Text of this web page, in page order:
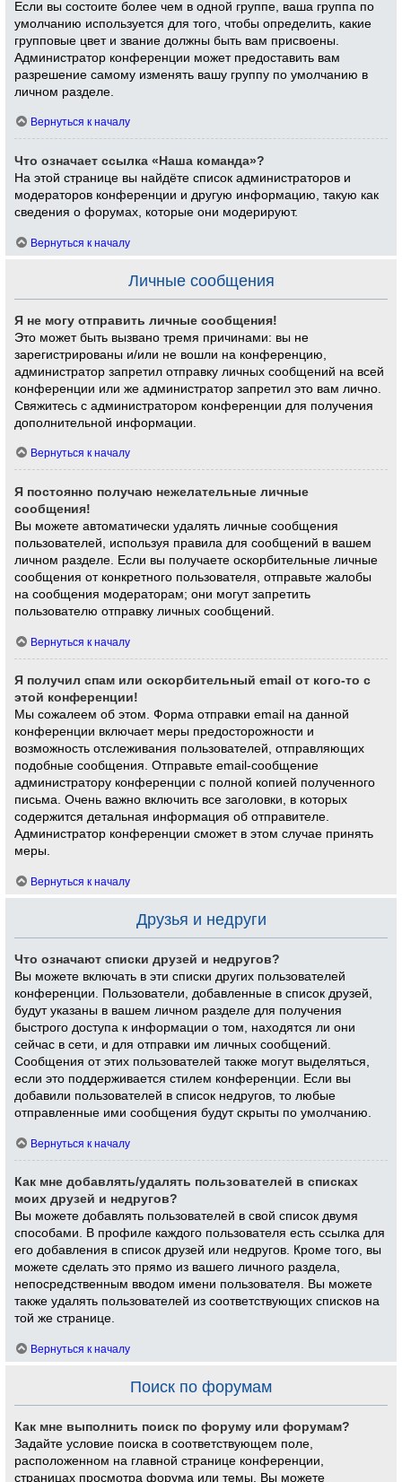
Если вы состоите более чем в одной группе, ваша группа по
умолчанию используется для того, чтобы определить, какие
групповые цвет и звание должны быть вам присвоены.
Администратор конференции может предоставить вам
разрешение самому изменять вашу группу по умолчанию в
личном разделе.
Вернуться к началу
Что означает ссылка «Наша команда»?
На этой странице вы найдёте список администраторов и
модераторов конференции и другую информацию, такую как
сведения о форумах, которые они модерируют.
Вернуться к началу
Личные сообщения
Я не могу отправить личные сообщения!
Это может быть вызвано тремя причинами: вы не
зарегистрированы и/или не вошли на конференцию,
администратор запретил отправку личных сообщений на всей
конференции или же администратор запретил это вам лично.
Свяжитесь с администратором конференции для получения
дополнительной информации.
Вернуться к началу
Я постоянно получаю нежелательные личные
сообщения!
Вы можете автоматически удалять личные сообщения
пользователей, используя правила для сообщений в вашем
личном разделе. Если вы получаете оскорбительные личные
сообщения от конкретного пользователя, отправьте жалобы
на сообщения модераторам; они могут запретить
пользователю отправку личных сообщений.
Вернуться к началу
Я получил спам или оскорбительный email от кого-то с
этой конференции!
Мы сожалеем об этом. Форма отправки email на данной
конференции включает меры предосторожности и
возможность отслеживания пользователей, отправляющих
подобные сообщения. Отправьте email-сообщение
администратору конференции с полной копией полученного
письма. Очень важно включить все заголовки, в которых
содержится детальная информация об отправителе.
Администратор конференции сможет в этом случае принять
меры.
Вернуться к началу
Друзья и недруги
Что означают списки друзей и недругов?
Вы можете включать в эти списки других пользователей
конференции. Пользователи, добавленные в список друзей,
будут указаны в вашем личном разделе для получения
быстрого доступа к информации о том, находятся ли они
сейчас в сети, и для отправки им личных сообщений.
Сообщения от этих пользователей также могут выделяться,
если это поддерживается стилем конференции. Если вы
добавили пользователей в список недругов, то любые
отправленные ими сообщения будут скрыты по умолчанию.
Вернуться к началу
Как мне добавлять/удалять пользователей в списках
моих друзей и недругов?
Вы можете добавлять пользователей в свой список двумя
способами. В профиле каждого пользователя есть ссылка для
его добавления в список друзей или недругов. Кроме того, вы
можете сделать это прямо из вашего личного раздела,
непосредственным вводом имени пользователя. Вы можете
также удалять пользователей из соответствующих списков на
той же странице.
Вернуться к началу
Поиск по форумам
Как мне выполнить поиск по форуму или форумам?
Задайте условие поиска в соответствующем поле,
расположенном на главной странице конференции,
страницах просмотра форума или темы. Вы можете